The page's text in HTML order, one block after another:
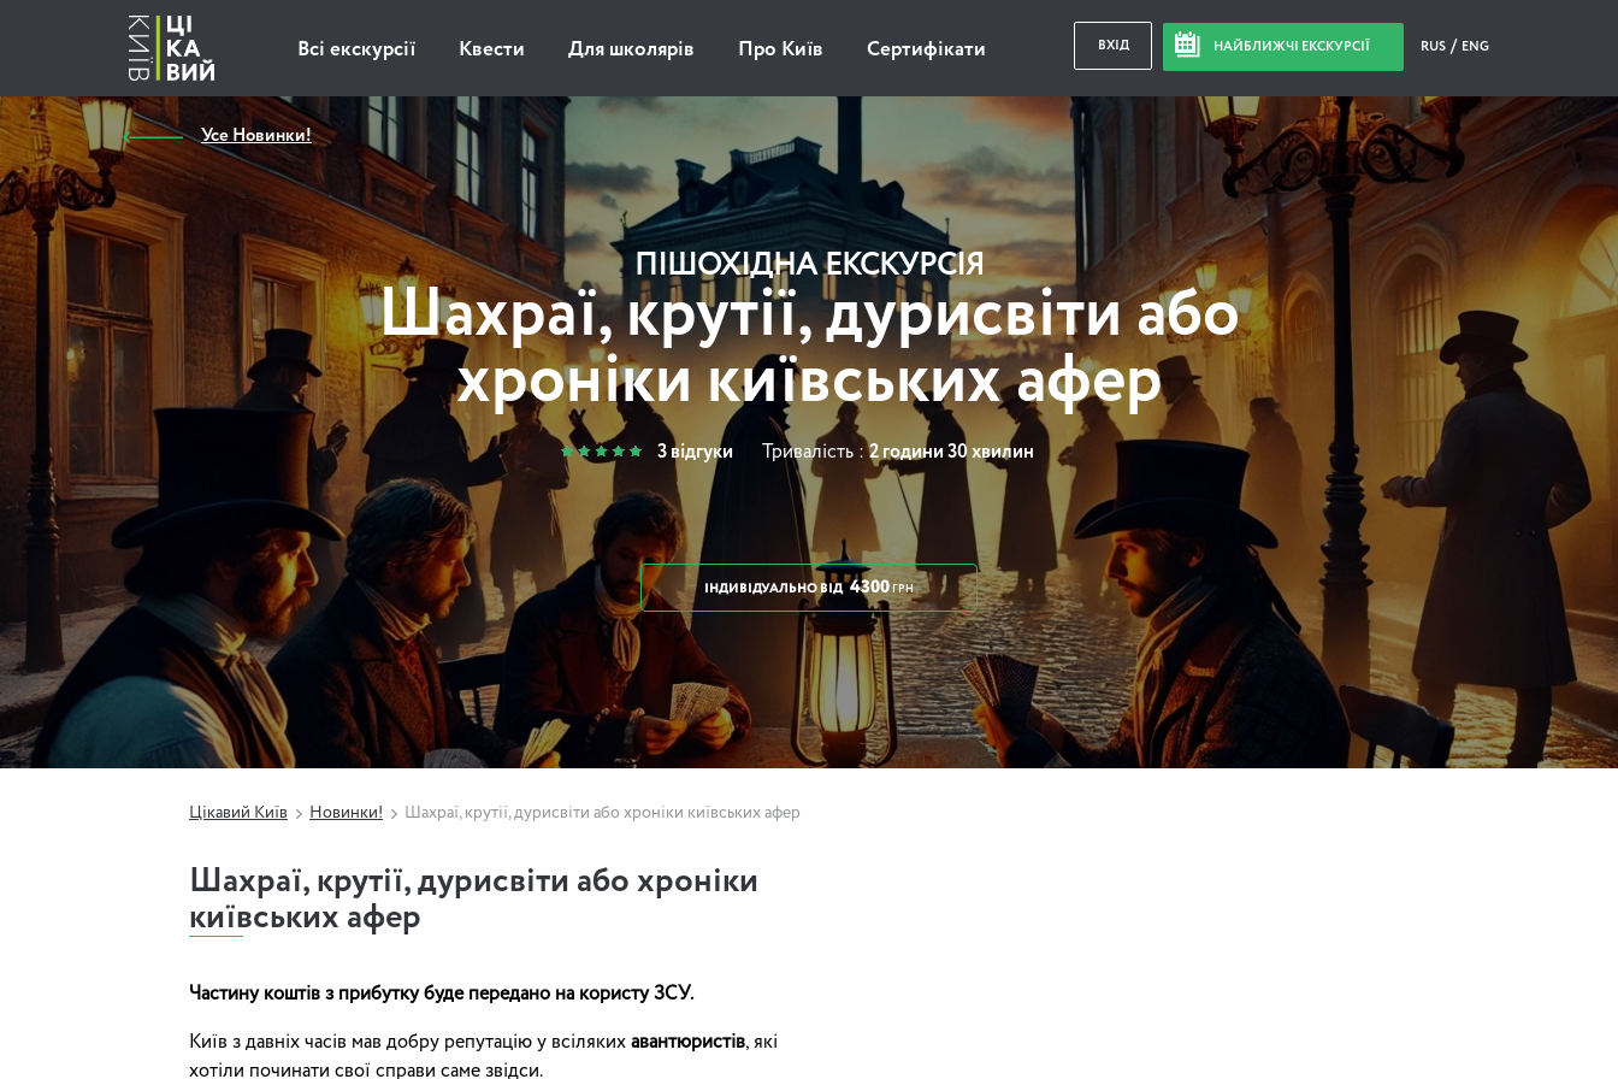
Всі екскурсії Квести Для школярів Про Київ Сертифікати ВХІД НАЙБЛИЖЧІ ЕКСКУРСІЇ RUS ENG
Усе Новинки!
ПІШОХІДНА ЕКСКУРСІЯ
Шахраї, крутії, дурисвіти або
хроніки київських афер
3 відгуки Тривалість :2 години 30 хвилин
ІНДИВІДУАЛЬНОВІД 4300 ГРН
Цікавий Київ Новинки! Шахраї, крутії, дурисвіти або хроніки київських афер
Шахраї, крутії, дурисвіти або хроніки
київських афер
Частину коштів з прибутку буде передано на користу ЗСУ.
Київ з давніх часів мав добру репутацію у всіляких авантюристів, які
хотіли починати свої справи саме звідси.